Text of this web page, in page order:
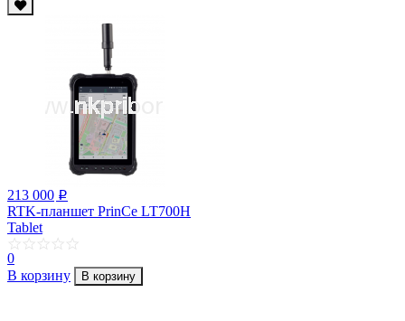
213 000 p
RTK-планшет PrinCe LT700H
Tablet
0
В корзину
В корзину